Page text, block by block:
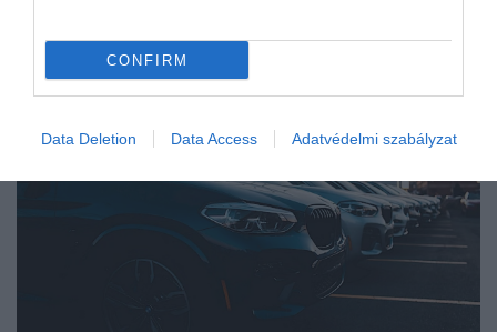
CONFIRM
Data Deletion Data Access Adatvédelmi szabályzat